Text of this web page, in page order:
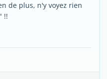
de plus, n'y voyez rien
!!